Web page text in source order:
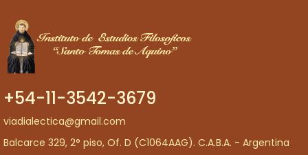
+54-11-3542-3679
viadialectica@gmail.com
Balcarce 329, 2° piso, Of. D (C1064AAG). C.A.B.A. - Argentina